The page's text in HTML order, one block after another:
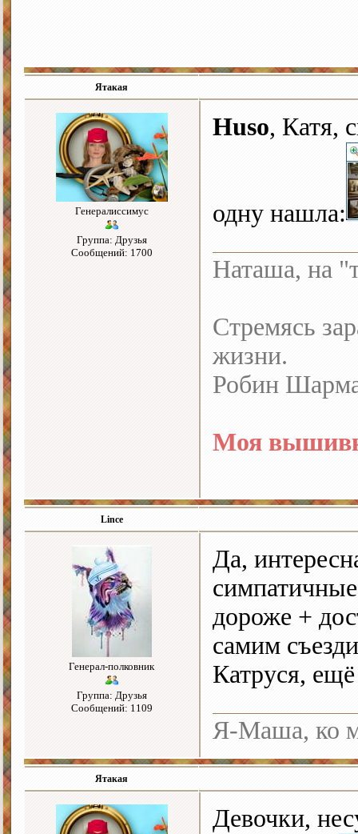
Ятакая
Генералиссимус
Группа: Друзья
Сообщений: 1700
Huso, Катя,
одну нашла:
Наташа, на
Стремясь
жизни.
Робин
Моя
Lince
Генерал-полковник
Группа: Друзья
Сообщений: 1109
Да,
дороже +
самим
Катруся,
Я-Маша, ко
Ятакая
Девочки,